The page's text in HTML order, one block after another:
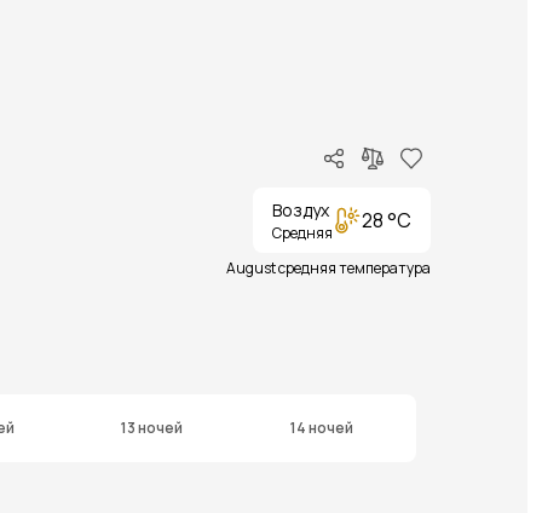
Воздух
Средняя 28 °C
August средняя температура
13 ночей 14 ночей